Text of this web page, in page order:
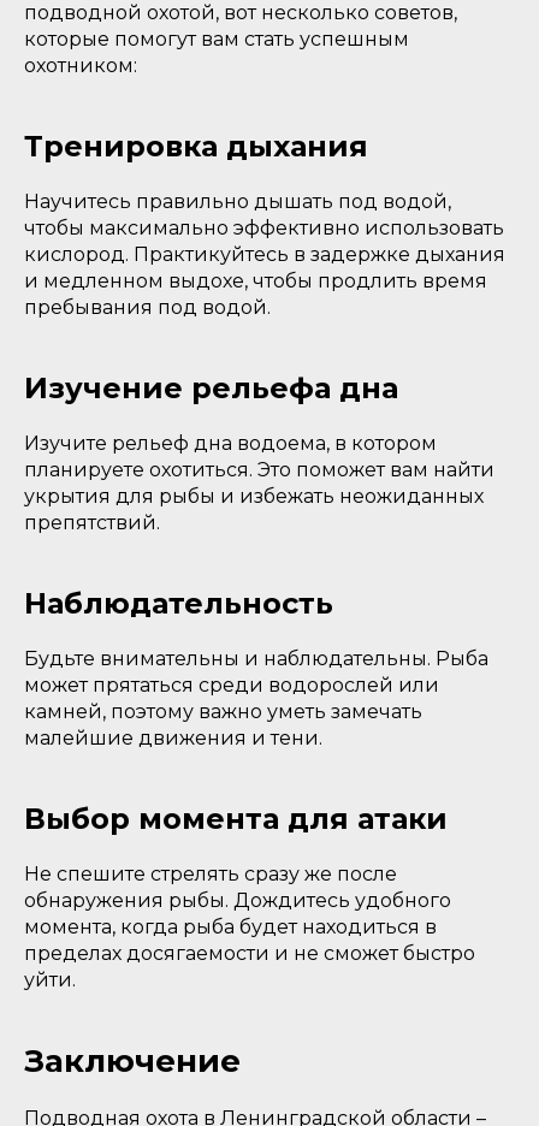
подводной охотой, вот несколько советов,
которые помогут вам стать успешным
охотником:
Тренировка дыхания
Научитесь правильно дышать под водой,
чтобы максимально эффективно использовать
кислород. Практикуйтесь в задержке дыхания
и медленном выдохе, чтобы продлить время
пребывания под водой.
Изучение рельефа дна
Изучите рельеф дна водоема, в котором
планируете охотиться. Это поможет вам найти
укрытия для рыбы и избежать неожиданных
препятствий.
Наблюдательность
Будьте внимательны и наблюдательны. Рыба
может прятаться среди водорослей или
камней, поэтому важно уметь замечать
малейшие движения и тени.
Выбор момента для атаки
Не спешите стрелять сразу же после
обнаружения рыбы. Дождитесь удобного
момента, когда рыба будет находиться в
пределах досягаемости и не сможет быстро
уйти.
Заключение
Подводная охота в Ленинградской области –